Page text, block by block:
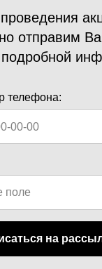
отправим
телефона:
на